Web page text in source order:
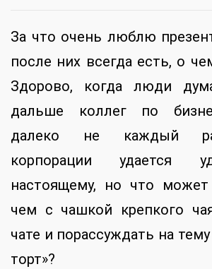
За что очень люблю
после них всегда есть, о
Здорово, когда люди
дальше коллег по
далеко не каждый
корпорации удается
настоящему, но что
чем с чашкой крепкого
чате и порассуждать на
торт»?